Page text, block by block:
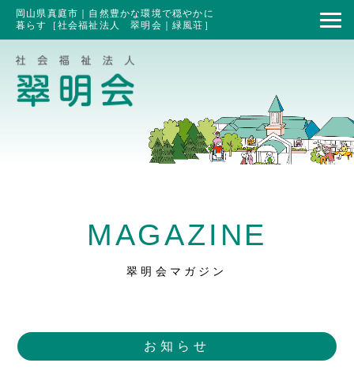
岡山県真庭市｜自然豊かな環境で穏やかに
暮らす［社会福祉法人 翠明会｜緑風荘］
MAGAZINE
翠明会マガジン
お知らせ